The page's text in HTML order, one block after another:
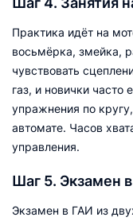
Практика идёт на
восьмёрка, змейка,
чувствовать
газ, и новички часто
упражнения по
автомате. Часов
управления.
Шаг 5. Экзамен
Экзамен в ГАИ из